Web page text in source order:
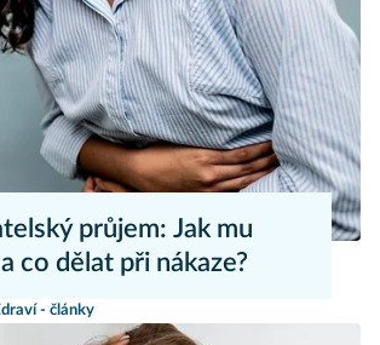
průjem: Jak mu
co dělat při nákaze?
- články